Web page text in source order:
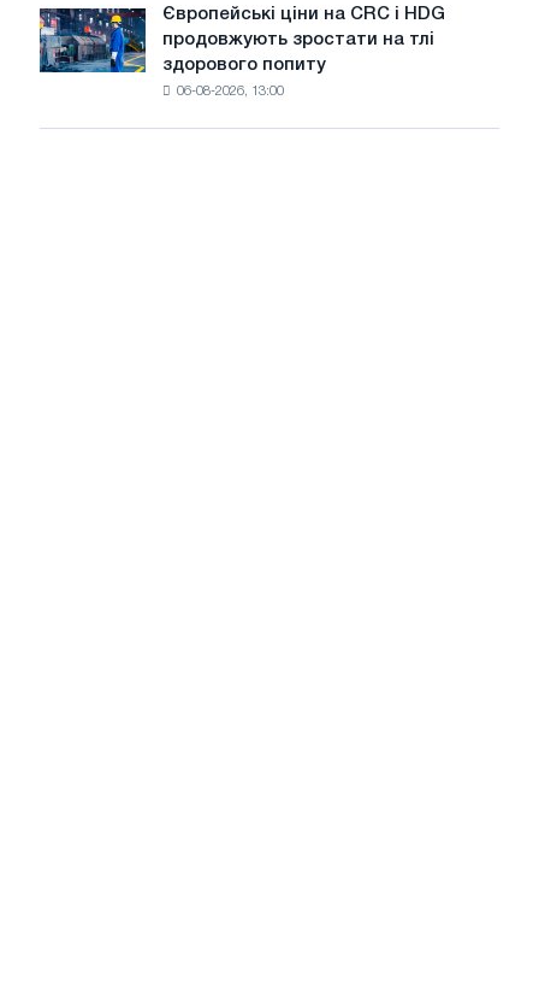
зростання
цін
нову
ріжучу
Європейські
ціни
на
Європейські ціни на CRC і HDG
продовжують зростати на тлі
здорового попиту
06-08-2026, 13:00